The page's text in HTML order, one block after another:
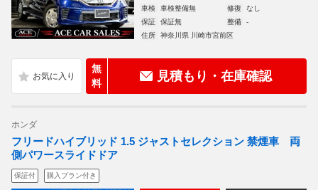
車検
車検整備無 修復
なし
保証
保証無 整備
-
住所
神奈川県 川崎市宮前区
無
料
見積もり・在庫確認
ホンダ
フリードハイブリッド 1.5 ジャストセレクション 禁煙車 両
側パワースライドドア
保証付 購入プラン付き